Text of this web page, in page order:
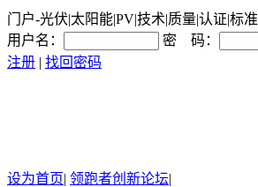
门户-光伏|太阳能|PV|技术|质量|认证|标准
用户名：
密 码：
注册 | 找回密码
设为首页| 领跑者创新论坛|